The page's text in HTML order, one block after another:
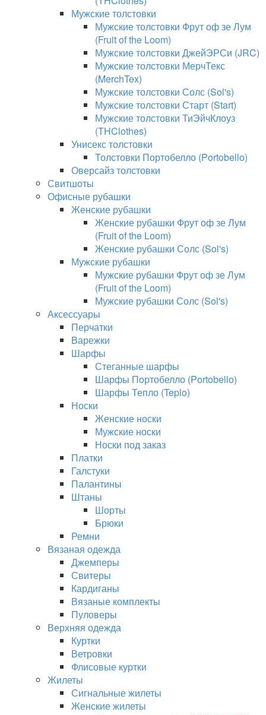
Мужские толстовки
Мужские толстовки Фрут оф зе Лум
(Fruit of the Loom)
Мужские толстовки ДжейЭРСи (JRC)
Мужские толстовки МерчТекс
(MerchTex)
Мужские толстовки Солс (Sol's)
Мужские толстовки Старт (Start)
Мужские толстовки ТиЭйчКлоуз
(THClothes)
Унисекс толстовки
Толстовки Портобелло (Portobello)
Оверсайз толстовки
Свитшоты
Офисные рубашки
Женские рубашки
Женские рубашки Фрут оф зе Лум
(Fruit of the Loom)
Женские рубашки Солс (Sol's)
Мужские рубашки
Мужские рубашки Фрут оф зе Лум
(Fruit of the Loom)
Мужские рубашки Солс (Sol's)
Аксессуары
Перчатки
Варежки
Шарфы
Стеганные шарфы
Шарфы Портобелло (Portobello)
Шарфы Тепло (Teplo)
Носки
Женские носки
Мужские носки
Носки под заказ
Платки
Галстуки
Палантины
Штаны
Шорты
Брюки
Ремни
Вязаная одежда
Джемперы
Свитеры
Кардиганы
Вязаные комплекты
Пуловеры
Верхняя одежда
Куртки
Ветровки
Флисовые куртки
Жилеты
Сигнальные жилеты
Женские жилеты